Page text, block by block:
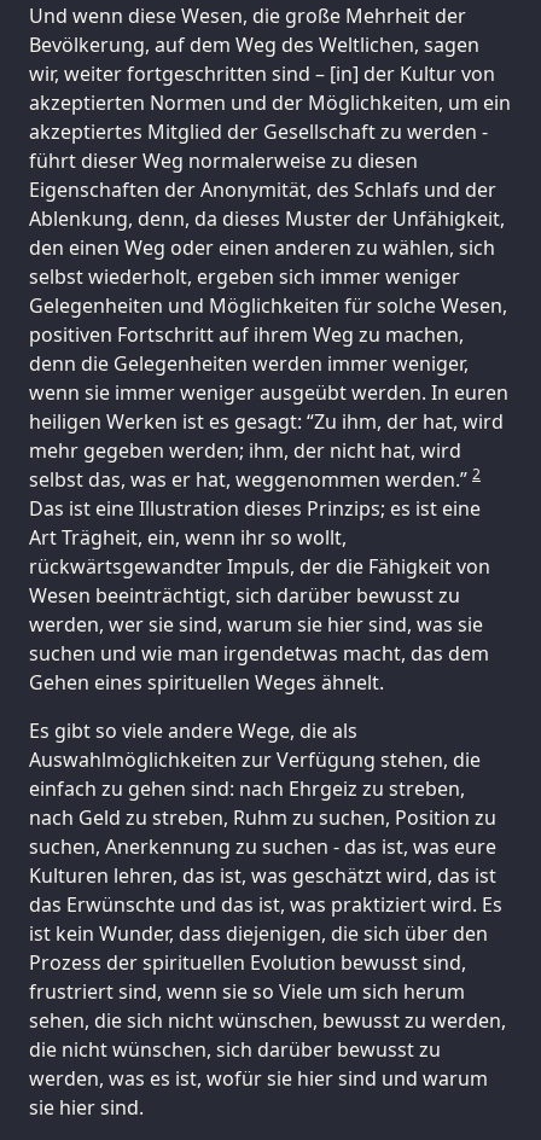
Und wenn diese Wesen, die große Mehrheit der
Bevölkerung, auf dem Weg des Weltlichen, sagen
wir, weiter fortgeschritten sind – [in] der Kultur von
akzeptierten Normen und der Möglichkeiten, um ein
akzeptiertes Mitglied der Gesellschaft zu werden -
führt dieser Weg normalerweise zu diesen
Eigenschaften der Anonymität, des Schlafs und der
Ablenkung, denn, da dieses Muster der Unfähigkeit,
den einen Weg oder einen anderen zu wählen, sich
selbst wiederholt, ergeben sich immer weniger
Gelegenheiten und Möglichkeiten für solche Wesen,
positiven Fortschritt auf ihrem Weg zu machen,
denn die Gelegenheiten werden immer weniger,
wenn sie immer weniger ausgeübt werden. In euren
heiligen Werken ist es gesagt: “Zu ihm, der hat, wird
mehr gegeben werden; ihm, der nicht hat, wird
selbst das, was er hat, weggenommen werden.” 2
Das ist eine Illustration dieses Prinzips; es ist eine
Art Trägheit, ein, wenn ihr so wollt,
rückwärtsgewandter Impuls, der die Fähigkeit von
Wesen beeinträchtigt, sich darüber bewusst zu
werden, wer sie sind, warum sie hier sind, was sie
suchen und wie man irgendetwas macht, das dem
Gehen eines spirituellen Weges ähnelt.
Es gibt so viele andere Wege, die als
Auswahlmöglichkeiten zur Verfügung stehen, die
einfach zu gehen sind: nach Ehrgeiz zu streben,
nach Geld zu streben, Ruhm zu suchen, Position zu
suchen, Anerkennung zu suchen - das ist, was eure
Kulturen lehren, das ist, was geschätzt wird, das ist
das Erwünschte und das ist, was praktiziert wird. Es
ist kein Wunder, dass diejenigen, die sich über den
Prozess der spirituellen Evolution bewusst sind,
frustriert sind, wenn sie so Viele um sich herum
sehen, die sich nicht wünschen, bewusst zu werden,
die nicht wünschen, sich darüber bewusst zu
werden, was es ist, wofür sie hier sind und warum
sie hier sind.